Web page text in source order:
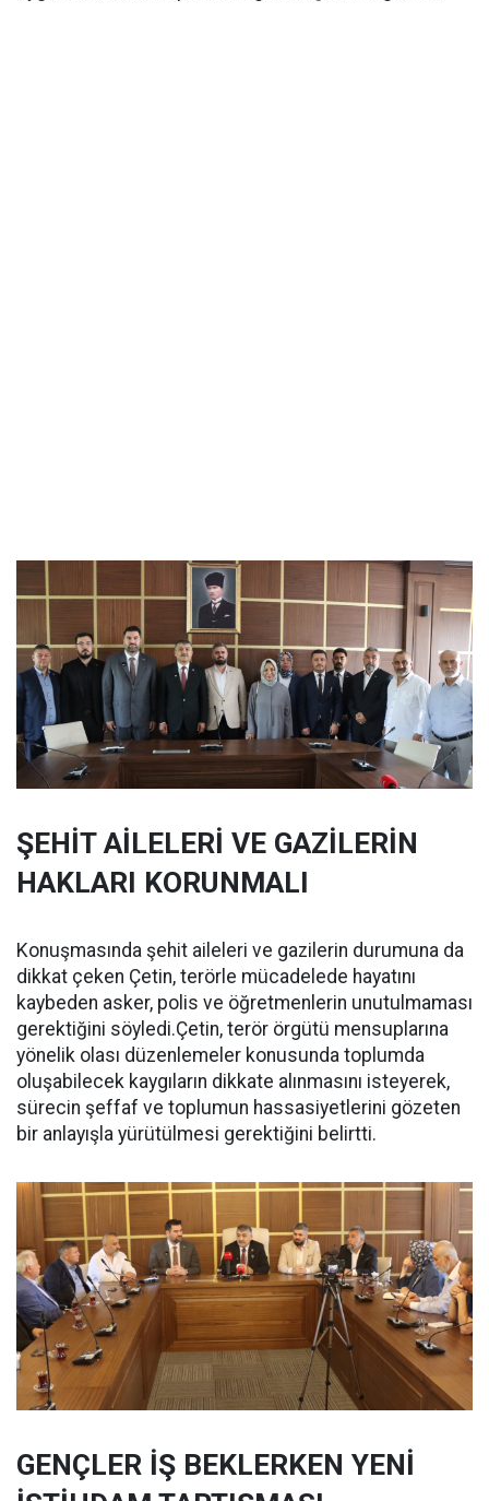
ŞEHİT AİLELERİ VE GAZİLERİN
HAKLARI KORUNMALI
Konuşmasında şehit aileleri ve gazilerin durumuna da
dikkat çeken Çetin, terörle mücadelede hayatını
kaybeden asker, polis ve öğretmenlerin unutulmaması
gerektiğini söyledi.Çetin, terör örgütü mensuplarına
yönelik olası düzenlemeler konusunda toplumda
oluşabilecek kaygıların dikkate alınmasını isteyerek,
sürecin şeffaf ve toplumun hassasiyetlerini gözeten
bir anlayışla yürütülmesi gerektiğini belirtti.
GENÇLER İŞ BEKLERKEN YENİ